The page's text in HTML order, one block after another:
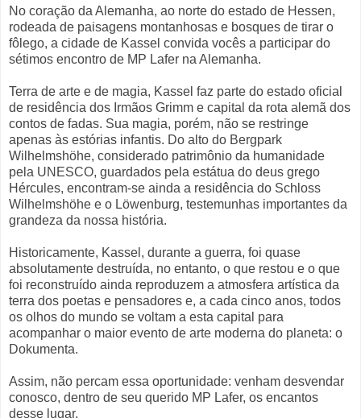
No coração da Alemanha, ao norte do estado de Hessen,
rodeada de paisagens montanhosas e bosques de tirar o
fôlego, a cidade de Kassel convida vocês a participar do
sétimos encontro de MP Lafer na Alemanha.
Terra de arte e de magia, Kassel faz parte do estado oficial
de residência dos Irmãos Grimm e capital da rota alemã dos
contos de fadas. Sua magia, porém, não se restringe
apenas às estórias infantis. Do alto do Bergpark
Wilhelmshöhe, considerado patrimônio da humanidade
pela UNESCO, guardados pela estátua do deus grego
Hércules, encontram-se ainda a residência do Schloss
Wilhelmshöhe e o Löwenburg, testemunhas importantes da
grandeza da nossa história.
Historicamente, Kassel, durante a guerra, foi quase
absolutamente destruída, no entanto, o que restou e o que
foi reconstruído ainda reproduzem a atmosfera artística da
terra dos poetas e pensadores e, a cada cinco anos, todos
os olhos do mundo se voltam a esta capital para
acompanhar o maior evento de arte moderna do planeta: o
Dokumenta.
Assim, não percam essa oportunidade: venham desvendar
conosco, dentro de seu querido MP Lafer, os encantos
desse lugar.